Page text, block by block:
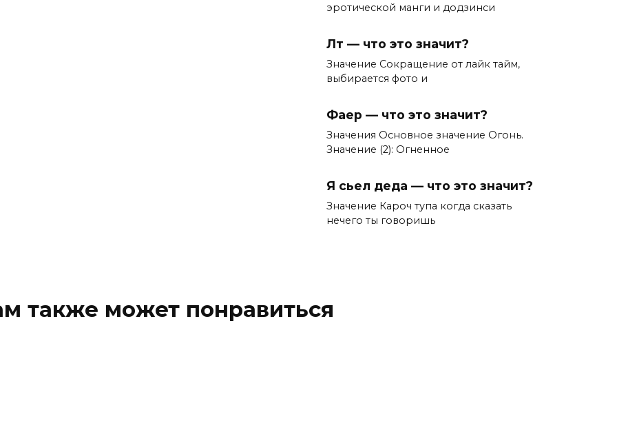
эротической манги и додзинси
Лт — что это значит?
Значение Сокращение от лайк тайм,
выбирается фото и
Фаер — что это значит?
Значения Основное значение Огонь.
Значение (2): Огненное
Я сьел деда — что это значит?
Значение Кароч тупа когда сказать
нечего ты говоришь
также может понравиться